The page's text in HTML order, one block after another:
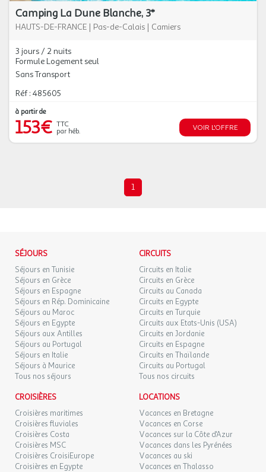
Camping La Dune Blanche, 3*
HAUTS-DE-FRANCE | Pas-de-Calais | Camiers
3 jours / 2 nuits
Formule Logement seul
Sans Transport
Réf : 485605
à partir de
153€ TTC
par héb.
VOIR L'OFFRE
1
SÉJOURS
Séjours en Tunisie
Séjours en Grèce
Séjours en Espagne
Séjours en Rép. Dominicaine
Séjours au Maroc
Séjours en Egypte
Séjours aux Antilles
Séjours au Portugal
Séjours en Italie
Séjours à Maurice
Tous nos séjours
CIRCUITS
Circuits en Italie
Circuits en Grèce
Circuits au Canada
Circuits en Egypte
Circuits en Turquie
Circuits aux Etats-Unis (USA)
Circuits en Jordanie
Circuits en Espagne
Circuits en Thaïlande
Circuits au Portugal
Tous nos circuits
CROISIÈRES
Croisières maritimes
Croisières fluviales
Croisières Costa
Croisières MSC
Croisières CroisiEurope
Croisières en Egypte
LOCATIONS
Vacances en Bretagne
Vacances en Corse
Vacances sur la Côte d'Azur
Vacances dans les Pyrénées
Vacances au ski
Vacances en Thalasso